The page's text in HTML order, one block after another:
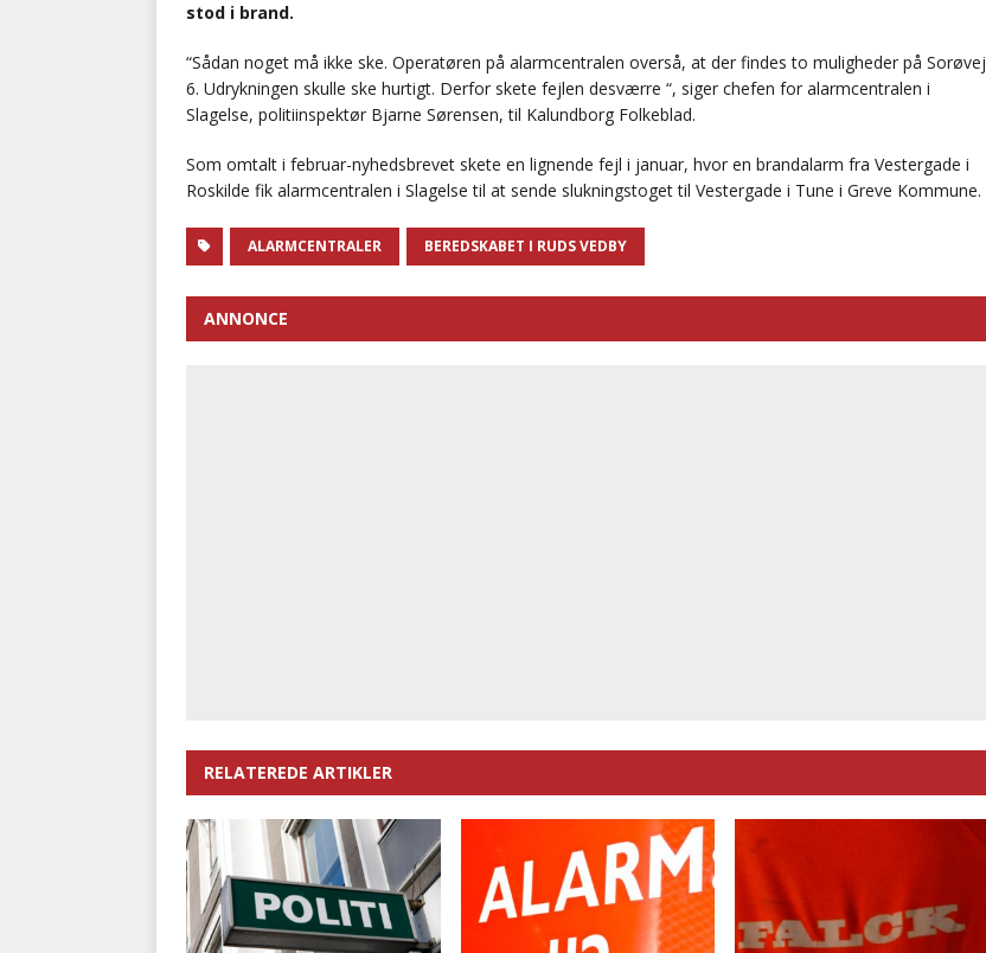
stod i brand.
“Sådan noget må ikke ske. Operatøren på alarmcentralen overså, at der findes to muligheder på Sorøvej
6. Udrykningen skulle ske hurtigt. Derfor skete fejlen desværre “, siger chefen for alarmcentralen i
Slagelse, politiinspektør Bjarne Sørensen, til Kalundborg Folkeblad.
Som omtalt i februar-nyhedsbrevet skete en lignende fejl i januar, hvor en brandalarm fra Vestergade i
Roskilde fik alarmcentralen i Slagelse til at sende slukningstoget til Vestergade i Tune i Greve Kommune.
ALARMCENTRALER BEREDSKABET I RUDS VEDBY
ANNONCE
RELATEREDE ARTIKLER